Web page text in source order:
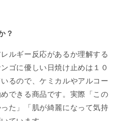
？
ルギー反応があるか理解する
ゴに優しい日焼け止めは１０
るので、ケミカルやアルコー
できる商品です。実際「この
た」「肌が綺麗になって気持